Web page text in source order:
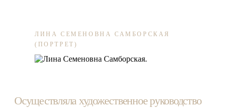
ЛИНА СЕМЕНОВНА САМБОРСКАЯ
(ПОРТРЕТ)
Осуществляла художественное руководство